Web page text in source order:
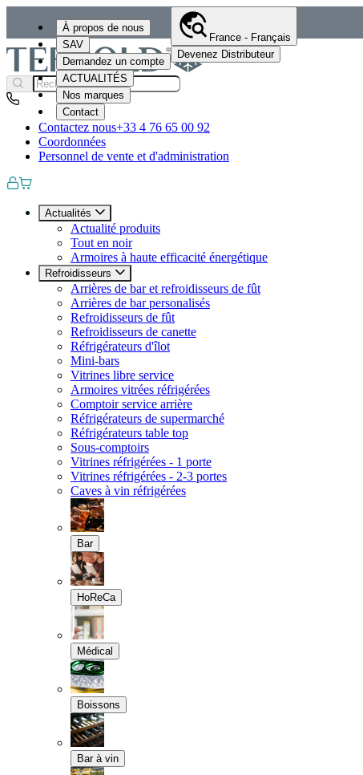
À propos de nous
SAV
Demandez un compte
ACTUALITÉS
Nos marques
Contact
France - Français
Devenez Distributeur
Contactez nous+33 4 76 65 00 92
Coordonnées
Personnel de vente et d'administration
Actualités
Actualité produits
Tout en noir
Armoires à haute efficacité énergétique
Refroidisseurs
Arrières de bar et refroidisseurs de fût
Arrières de bar personalisés
Refroidisseurs de fût
Refroidisseurs de canette
Réfrigérateurs d'îlot
Mini-bars
Vitrines libre service
Armoires vitrées réfrigérées
Comptoir service arrière
Réfrigérateurs de supermarché
Réfrigérateurs table top
Sous-comptoirs
Vitrines réfrigérées - 1 porte
Vitrines réfrigérées - 2-3 portes
Caves à vin réfrigérées
Bar
HoReCa
Médical
Boissons
Bar à vin